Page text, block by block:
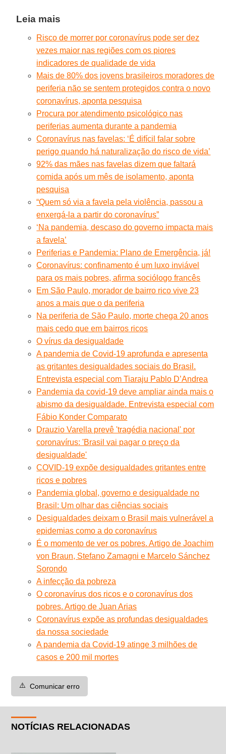
Leia mais
Risco de morrer por coronavírus pode ser dez
vezes maior nas regiões com os piores
indicadores de qualidade de vida
Mais de 80% dos jovens brasileiros moradores de
periferia não se sentem protegidos contra o novo
coronavírus, aponta pesquisa
Procura por atendimento psicológico nas
periferias aumenta durante a pandemia
Coronavírus nas favelas: ‘É difícil falar sobre
perigo quando há naturalização do risco de vida’
92% das mães nas favelas dizem que faltará
comida após um mês de isolamento, aponta
pesquisa
“Quem só via a favela pela violência, passou a
enxergá-la a partir do coronavírus”
‘Na pandemia, descaso do governo impacta mais
a favela’
Periferias e Pandemia: Plano de Emergência, já!
Coronavírus: confinamento é um luxo inviável
para os mais pobres, afirma sociólogo francês
Em São Paulo, morador de bairro rico vive 23
anos a mais que o da periferia
Na periferia de São Paulo, morte chega 20 anos
mais cedo que em bairros ricos
O vírus da desigualdade
A pandemia de Covid-19 aprofunda e apresenta
as gritantes desigualdades sociais do Brasil.
Entrevista especial com Tiaraju Pablo D’Andrea
Pandemia da covid-19 deve ampliar ainda mais o
abismo da desigualdade. Entrevista especial com
Fábio Konder Comparato
Drauzio Varella prevê 'tragédia nacional' por
coronavírus: 'Brasil vai pagar o preço da
desigualdade'
COVID-19 expõe desigualdades gritantes entre
ricos e pobres
Pandemia global, governo e desigualdade no
Brasil: Um olhar das ciências sociais
Desigualdades deixam o Brasil mais vulnerável a
epidemias como a do coronavírus
É o momento de ver os pobres. Artigo de Joachim
von Braun, Stefano Zamagni e Marcelo Sánchez
Sorondo
A infecção da pobreza
O coronavírus dos ricos e o coronavírus dos
pobres. Artigo de Juan Arias
Coronavírus expõe as profundas desigualdades
da nossa sociedade
A pandemia da Covid-19 atinge 3 milhões de
casos e 200 mil mortes
⚠️ Comunicar erro
NOTÍCIAS RELACIONADAS